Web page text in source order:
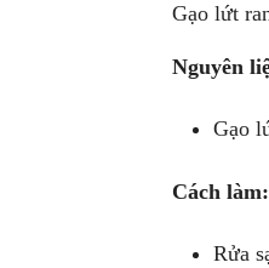
Gạo lứt
Nguyên
Gạo
Cách làm:
Rửa